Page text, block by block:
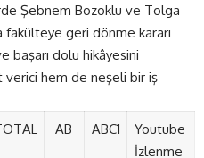
Şebnem Bozoklu ve Tolga
fakülteye geri dönme kararı
başarı dolu hikâyesini
verici hem de neşeli bir iş
AB ABC1
Youtube
İzlenme